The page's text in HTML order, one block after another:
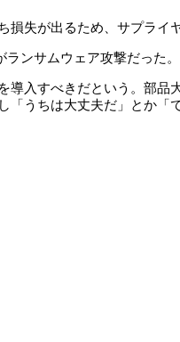
失が出るため、サプライ
ンサムウェア攻撃だった。
入すべきだという。部
うちは大丈夫だ」とか